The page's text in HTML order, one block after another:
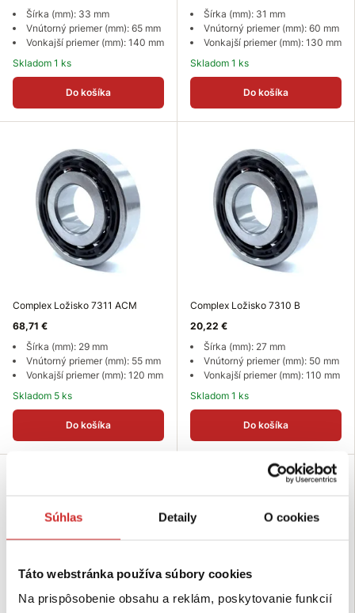
Súhlas Detaily O cookies
Táto webstránka používa súbory cookies
Na prispôsobenie obsahu a reklám, poskytovanie funkcií
Šírka (mm): 33 mm
Vnútorný priemer (mm): 65 mm
Vonkajší priemer (mm): 140 mm
Skladom 1 ks
Do košíka
Šírka (mm): 31 mm
Vnútorný priemer (mm): 60 mm
Vonkajší priemer (mm): 130 mm
Skladom 1 ks
Do košíka
Complex Ložisko 7311 ACM
68,71 €
Šírka (mm): 29 mm
Vnútorný priemer (mm): 55 mm
Vonkajší priemer (mm): 120 mm
Skladom 5 ks
Do košíka
Complex Ložisko 7310 B
20,22 €
Šírka (mm): 27 mm
Vnútorný priemer (mm): 50 mm
Vonkajší priemer (mm): 110 mm
Skladom 1 ks
Do košíka